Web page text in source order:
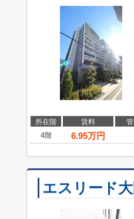
所在階 賃料
4階
6.95万円
エスリード